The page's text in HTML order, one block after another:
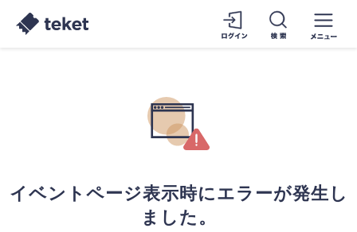
イベントページ表示時にエラーが発生し
ました。